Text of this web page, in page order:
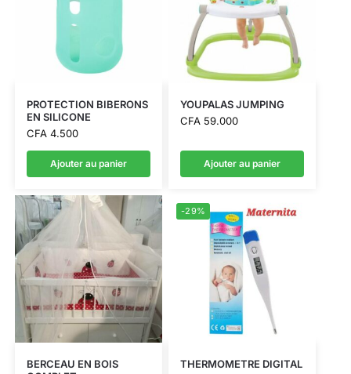
PROTECTION BIBERONS
EN SILICONE
CFA4.500
Ajouter au panier
YOUPALAS JUMPING
CFA59.000
Ajouter au panier
BERCEAU EN BOIS
-29%
THERMOMETRE DIGITAL